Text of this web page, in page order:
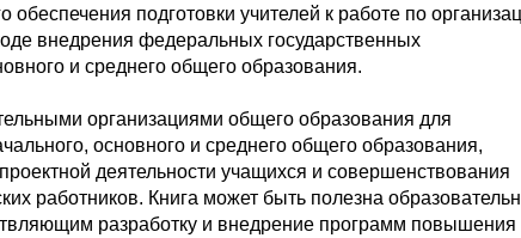
подготовки учителей к работе по
внедрения федеральных государственных
и среднего общего образования.
организациями общего образования для
основного и среднего общего образования,
деятельности учащихся и совершенствования
работников. Книга может быть полезна
разработку и внедрение программ повышения